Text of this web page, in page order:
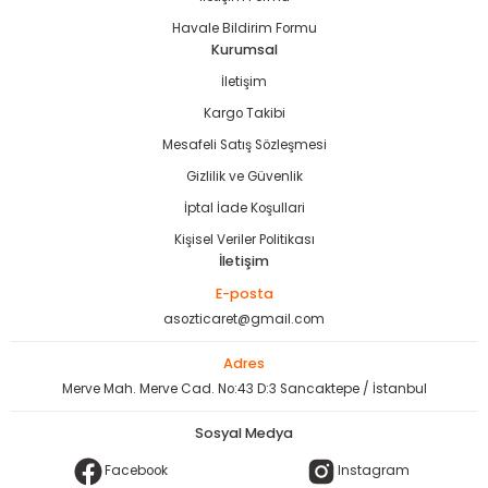
Havale Bildirim Formu
Kurumsal
İletişim
Kargo Takibi
Mesafeli Satış Sözleşmesi
Gizlilik ve Güvenlik
İptal İade Koşullari
Kişisel Veriler Politikası
İletişim
E-posta
asozticaret@gmail.com
Adres
Merve Mah. Merve Cad. No:43 D:3 Sancaktepe / İstanbul
Sosyal Medya
Facebook Instagram